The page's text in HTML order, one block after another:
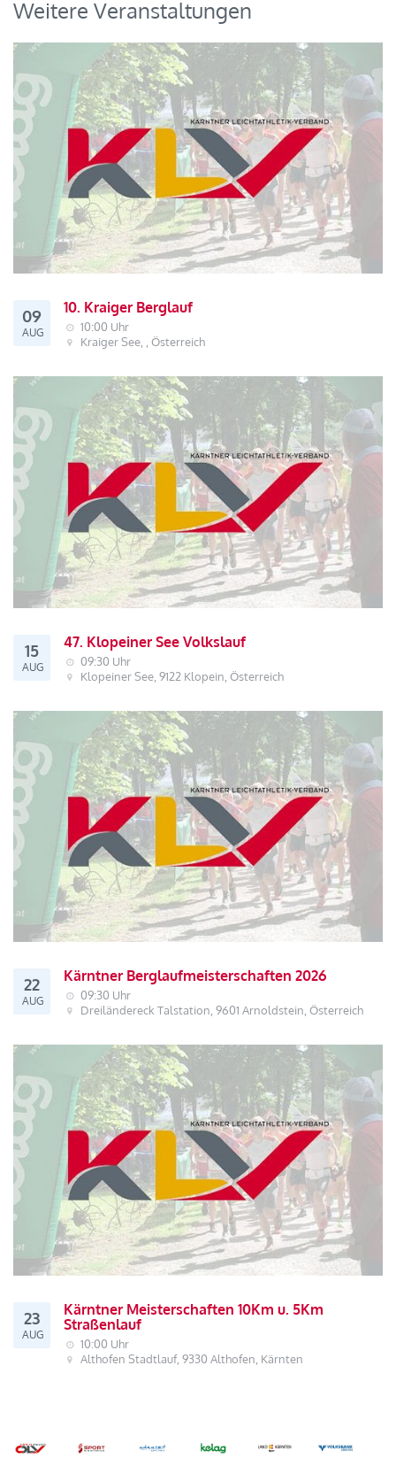
Weitere Veranstaltungen
09
AUG
10. Kraiger Berglauf
10:00 Uhr
Kraiger See, , Österreich
15
AUG
47. Klopeiner See Volkslauf
09:30 Uhr
Klopeiner See, 9122 Klopein, Österreich
22
AUG
Kärntner Berglaufmeisterschaften 2026
09:30 Uhr
Dreiländereck Talstation, 9601 Arnoldstein, Österreich
23
AUG
Kärntner Meisterschaften 10Km u. 5Km
Straßenlauf
10:00 Uhr
Althofen Stadtlauf, 9330 Althofen, Kärnten